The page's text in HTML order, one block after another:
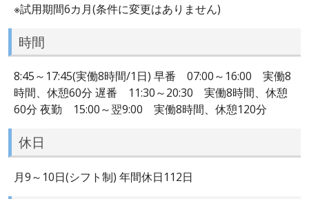
※試用期間6カ月(条件に変更はありません)
時間
8:45～17:45(実働8時間/1日) 早番 07:00～16:00 実働8
時間、休憩60分 遅番 11:30～20:30 実働8時間、休憩
60分 夜勤 15:00～翌9:00 実働8時間、休憩120分
休日
月9～10日(シフト制) 年間休日112日